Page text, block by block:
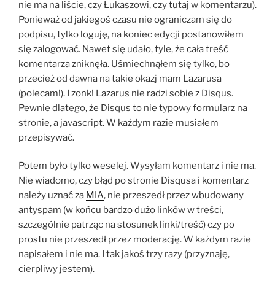
nie ma na liście, czy Łukaszowi, czy tutaj w komentarzu).
Ponieważ od jakiegoś czasu nie ograniczam się do
podpisu, tylko loguję, na koniec edycji postanowiłem
się zalogować. Nawet się udało, tyle, że cała treść
komentarza zniknęła. Uśmiechnąłem się tylko, bo
przecież od dawna na takie okazj mam Lazarusa
(polecam!). I zonk! Lazarus nie radzi sobie z Disqus.
Pewnie dlatego, że Disqus to nie typowy formularz na
stronie, a javascript. W każdym razie musiałem
przepisywać.
Potem było tylko weselej. Wysyłam komentarz i nie ma.
Nie wiadomo, czy błąd po stronie Disqusa i komentarz
należy uznać za MIA, nie przeszedł przez wbudowany
antyspam (w końcu bardzo dużo linków w treści,
szczególnie patrząc na stosunek linki/treść) czy po
prostu nie przeszedł przez moderację. W każdym razie
napisałem i nie ma. I tak jakoś trzy razy (przyznaję,
cierpliwy jestem).